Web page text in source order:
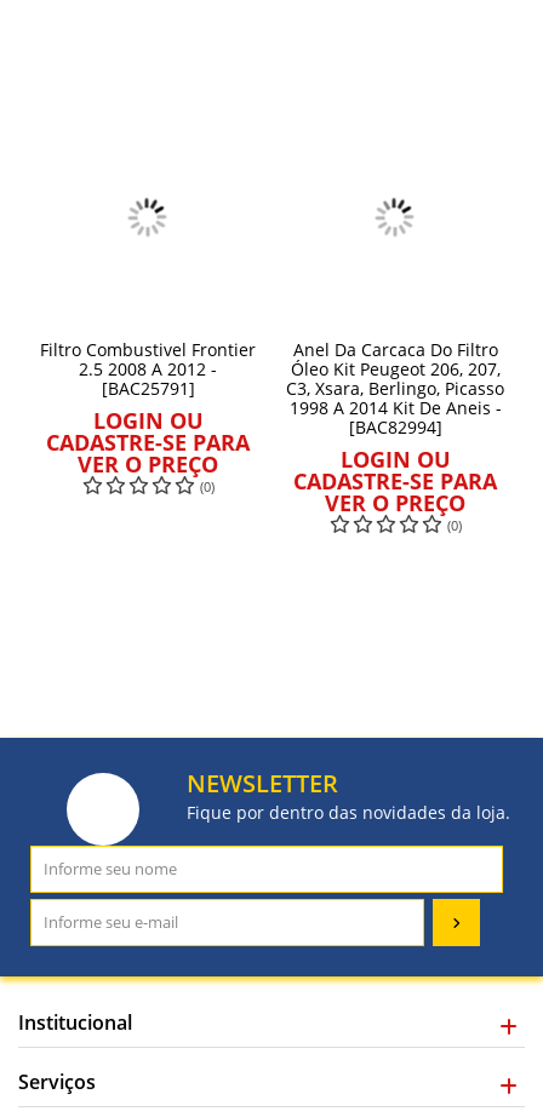
Filtro Combustivel Frontier
2.5 2008 A 2012 -
[BAC25791]
LOGIN OU
CADASTRE-SE PARA
VER O PREÇO
(0)
Anel Da Carcaca Do Filtro
Óleo Kit Peugeot 206, 207,
C3, Xsara, Berlingo, Picasso
1998 A 2014 Kit De Aneis -
[BAC82994]
LOGIN OU
CADASTRE-SE PARA
VER O PREÇO
(0)
NEWSLETTER
Fique por dentro das novidades da loja.
Institucional
Serviços